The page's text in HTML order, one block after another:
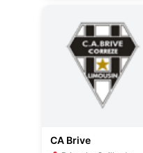
CA Brive